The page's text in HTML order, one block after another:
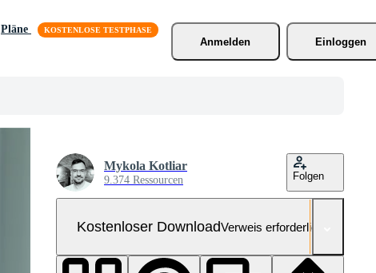
Pläne
Anmelden
Einloggen
Mykola Kotliar
9.374 Ressourcen Folgen
Kostenloser DownloadVerweis erforderlich